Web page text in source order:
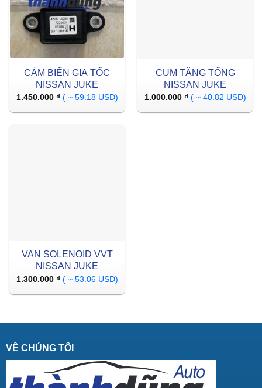
CẢM BIẾN GIA TỐC
NISSAN JUKE
1.450.000 ₫ ( ~ 59.18 USD)
CỤM TĂNG TỔNG
NISSAN JUKE
1.000.000 ₫ ( ~ 40.82 USD)
VAN SOLENOID VVT
NISSAN JUKE
1.300.000 ₫ ( ~ 53.06 USD)
VỀ CHÚNG TÔI